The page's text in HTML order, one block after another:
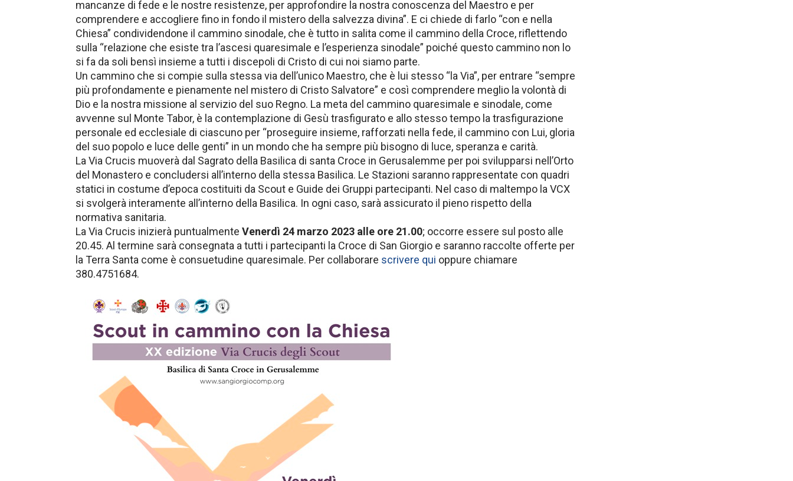
mancanze di fede e le nostre resistenze, per approfondire la nostra conoscenza del Maestro e per
comprendere e accogliere fino in fondo il mistero della salvezza divina”. E ci chiede di farlo “con e nella
Chiesa” condividendone il cammino sinodale, che è tutto in salita come il cammino della Croce, riflettendo
sulla “relazione che esiste tra l’ascesi quaresimale e l’esperienza sinodale” poiché questo cammino non lo
si fa da soli bensì insieme a tutti i discepoli di Cristo di cui noi siamo parte.
Un cammino che si compie sulla stessa via dell’unico Maestro, che è lui stesso “la Via”, per entrare “sempre
più profondamente e pienamente nel mistero di Cristo Salvatore” e così comprendere meglio la volontà di
Dio e la nostra missione al servizio del suo Regno. La meta del cammino quaresimale e sinodale, come
avvenne sul Monte Tabor, è la contemplazione di Gesù trasfigurato e allo stesso tempo la trasfigurazione
personale ed ecclesiale di ciascuno per “proseguire insieme, rafforzati nella fede, il cammino con Lui, gloria
del suo popolo e luce delle genti” in un mondo che ha sempre più bisogno di luce, speranza e carità.
La Via Crucis muoverà dal Sagrato della Basilica di santa Croce in Gerusalemme per poi svilupparsi nell’Orto
del Monastero e concludersi all’interno della stessa Basilica. Le Stazioni saranno rappresentate con quadri
statici in costume d’epoca costituiti da Scout e Guide dei Gruppi partecipanti. Nel caso di maltempo la VCX
si svolgerà interamente all’interno della Basilica. In ogni caso, sarà assicurato il pieno rispetto della
normativa sanitaria.
La Via Crucis inizierà puntualmente Venerdì 24 marzo 2023 alle ore 21.00; occorre essere sul posto alle
20.45. Al termine sarà consegnata a tutti i partecipanti la Croce di San Giorgio e saranno raccolte offerte per
la Terra Santa come è consuetudine quaresimale. Per collaborare scrivere qui oppure chiamare
380.4751684.